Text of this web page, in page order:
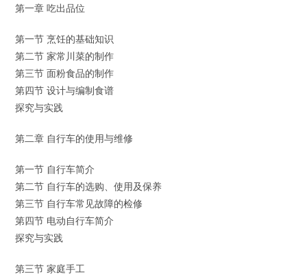
第一章 吃出品位
第一节 烹饪的基础知识
第二节 家常川菜的制作
第三节 面粉食品的制作
第四节 设计与编制食谱
探究与实践
第二章 自行车的使用与维修
第一节 自行车简介
第二节 自行车的选购、使用及保养
第三节 自行车常见故障的检修
第四节 电动自行车简介
探究与实践
第三节 家庭手工